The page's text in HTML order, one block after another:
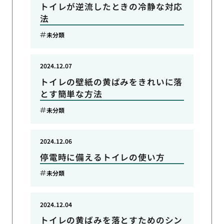
トイレが逆流したときの冷静な対応
法
未分類
トイレの壁紙の黄ばみをきれいに落
とす簡単な方法
2024.12.07
未分類
停電時に備えるトイレの使い方
2024.12.06
未分類
トイレの黄ばみを落とすためのシン
2024.12.04